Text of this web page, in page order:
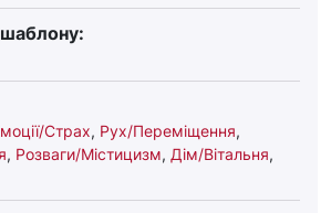
шаблону:
Страх, Рух/Переміщення,
, Розваги/Містицизм, Дім/Вітальня,